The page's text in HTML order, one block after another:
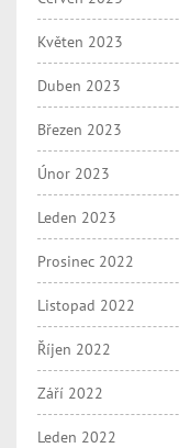
Květen 2023
Duben 2023
Březen 2023
Únor 2023
Leden 2023
Prosinec 2022
Listopad 2022
Říjen 2022
Září 2022
Leden 2022